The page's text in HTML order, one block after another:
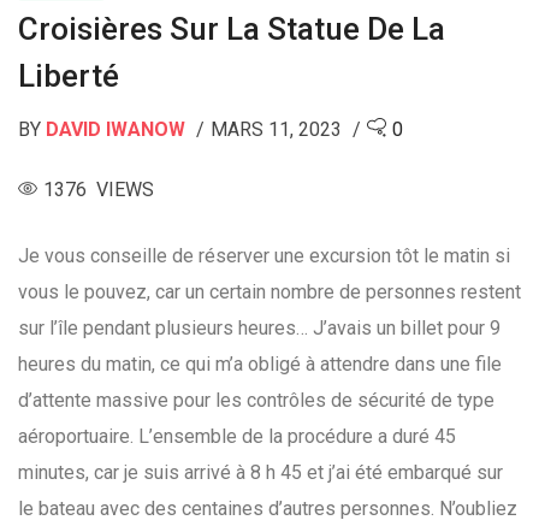
Croisières Sur La Statue De La
Liberté
BY DAVID IWANOW MARS 11, 2023 0
1376 VIEWS
Je vous conseille de réserver une excursion tôt le matin si
vous le pouvez, car un certain nombre de personnes restent
sur l’île pendant plusieurs heures… J’avais un billet pour 9
heures du matin, ce qui m’a obligé à attendre dans une file
d’attente massive pour les contrôles de sécurité de type
aéroportuaire. L’ensemble de la procédure a duré 45
minutes, car je suis arrivé à 8 h 45 et j’ai été embarqué sur
le bateau avec des centaines d’autres personnes. N’oubliez